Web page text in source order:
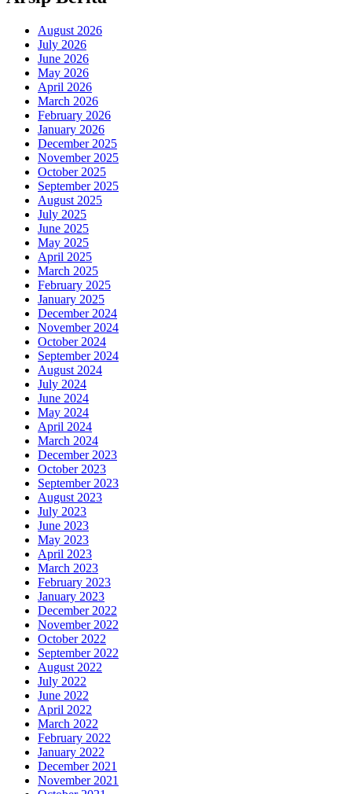
August 2026
July 2026
June 2026
May 2026
April 2026
March 2026
February 2026
January 2026
December 2025
November 2025
October 2025
September 2025
August 2025
July 2025
June 2025
May 2025
April 2025
March 2025
February 2025
January 2025
December 2024
November 2024
October 2024
September 2024
August 2024
July 2024
June 2024
May 2024
April 2024
March 2024
December 2023
October 2023
September 2023
August 2023
July 2023
June 2023
May 2023
April 2023
March 2023
February 2023
January 2023
December 2022
November 2022
October 2022
September 2022
August 2022
July 2022
June 2022
April 2022
March 2022
February 2022
January 2022
December 2021
November 2021